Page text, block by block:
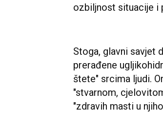
ozbiljnost situacije i
Stoga, glavni savjet
prerađene
štete" srcima ljudi.
"stvarnom,
"zdravih masti u